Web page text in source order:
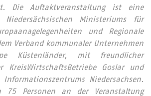
Die Auftaktveranstaltung ist eine
Niedersächsischen Ministeriums für
und Regionale
Verband kommunaler Unternehmen
Küstenländer, mit freundlicher
KreisWirtschaftsBetriebe Goslar und
Informationszentrums Niedersachsen.
75 Personen an der Veranstaltung